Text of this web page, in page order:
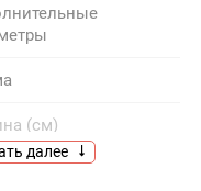
(см)
чаш
далее